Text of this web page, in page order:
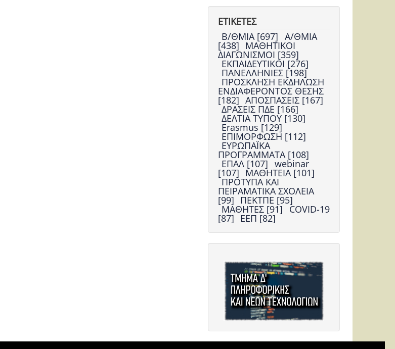
ΕΤΙΚΕΤΕΣ
Β/ΘΜΙΑ [697] Α/ΘΜΙΑ
[438] ΜΑΘΗΤΙΚΟΙ
ΔΙΑΓΩΝΙΣΜΟΙ [359]
ΕΚΠΑΙΔΕΥΤΙΚΟΙ [276]
ΠΑΝΕΛΛΗΝΙΕΣ [198]
ΠΡΟΣΚΛΗΣΗ ΕΚΔΗΛΩΣΗ
ΕΝΔΙΑΦΕΡΟΝΤΟΣ ΘΕΣΗΣ
[182] ΑΠΟΣΠΑΣΕΙΣ [167]
ΔΡΑΣΕΙΣ ΠΔΕ [166]
ΔΕΛΤΙΑ ΤΥΠΟΥ [130]
Erasmus [129]
ΕΠΙΜΟΡΦΩΣΗ [112]
ΕΥΡΩΠΑΪΚΑ
ΠΡΟΓΡΑΜΜΑΤΑ [108]
ΕΠΑΛ [107] webinar
[107] ΜΑΘΗΤΕΙΑ [101]
ΠΡΟΤΥΠΑ ΚΑΙ
ΠΕΙΡΑΜΑΤΙΚΑ ΣΧΟΛΕΙΑ
[99] ΠΕΚΤΠΕ [95]
ΜΑΘΗΤΕΣ [91] COVID-19
[87] ΕΕΠ [82]